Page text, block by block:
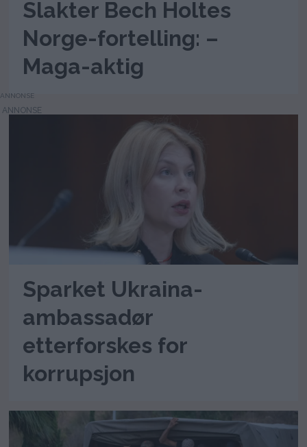
Slakter Bech Holtes
Norge-fortelling: –
Maga-aktig
ANNONSE
Sparket Ukraina-
ambassadør
etterforskes for
korrupsjon